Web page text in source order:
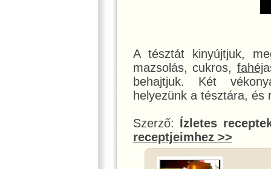
A tésztát kinyújtjuk,
mazsolás, cukros, fahéj
behajtjuk. Két
helyezünk a tésztára, és
Szerző: Ízletes
receptjeimhez >>